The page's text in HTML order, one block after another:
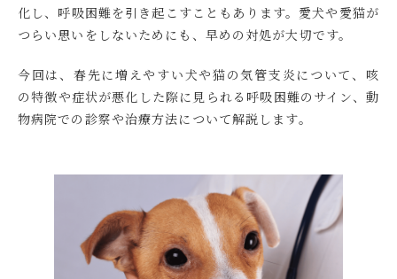
化し、呼吸困難を引き起こすこともあります。愛犬や愛猫が
つらい思いをしないためにも、早めの対処が大切です。
今回は、春先に増えやすい犬や猫の気管支炎について、咳
の特徴や症状が悪化した際に見られる呼吸困難のサイン、動
物病院での診察や治療方法について解説します。